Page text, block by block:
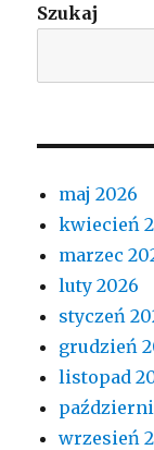
Szukaj
maj 2026
kwiecień
marzec
luty 2026
styczeń
grudzień
listopad
wrzesień